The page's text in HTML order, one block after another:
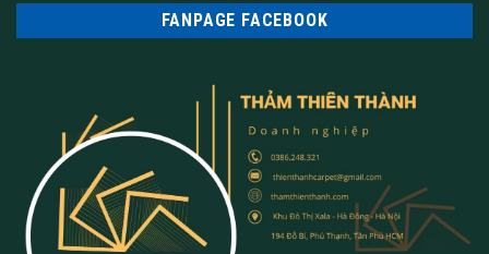
Chuẩn hạn chế cháy
Chất liệu làm thảm cuộn
Thảm cuộn là sản phẩm từ chất liệu chính là nhựa PVC và 100%
PP. Những loại thảm cuộn thường có độ dày từ 5,5mm -7mm
sẽ giúp bạn tạo được chất lượng cho thảm không bị xẹp, lún và
có khả năng cách nhiệt tốt nhất.
Ngoài ra khi bạn lựa chọn thảm cuộn thì chắc chắn sẽ có độ
FANPAGE FACEBOOK